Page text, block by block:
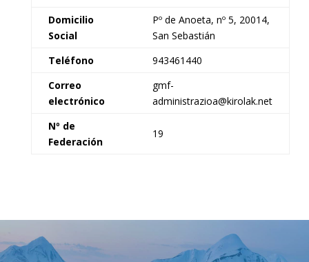
Domicilio
Social
Pº de Anoeta, nº 5, 20014,
San Sebastián
Teléfono
943461440
Correo
electrónico
gmf-
administrazioa@kirolak.net
Nº de
Federación
19